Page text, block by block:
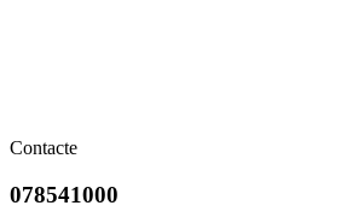
Contacte
078541000